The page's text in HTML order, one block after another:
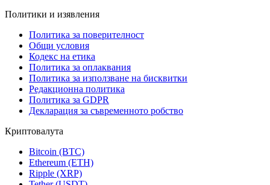
Политики и изявления
Политика за поверителност
Общи условия
Кодекс на етика
Политика за оплаквания
Политика за използване на бисквитки
Редакционна политика
Политика за GDPR
Декларация за съвременното робство
Криптовалута
Bitcoin (BTC)
Ethereum (ETH)
Ripple (XRP)